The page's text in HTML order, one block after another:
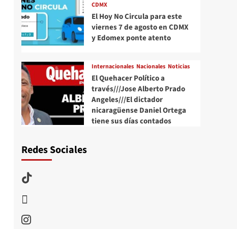
CDMX
El Hoy No Circula para este
viernes 7 de agosto en CDMX
y Edomex ponte atento
Internacionales Nacionales Noticias
El Quehacer Político a
través///Jose Alberto Prado
Angeles///El dictador
nicaragüense Daniel Ortega
tiene sus días contados
Redes Sociales
TikTok
Instagram